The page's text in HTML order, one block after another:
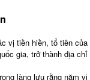
vị tiền hiền, tổ tiên
gia, trở thành địa
làng lưu rằng năm